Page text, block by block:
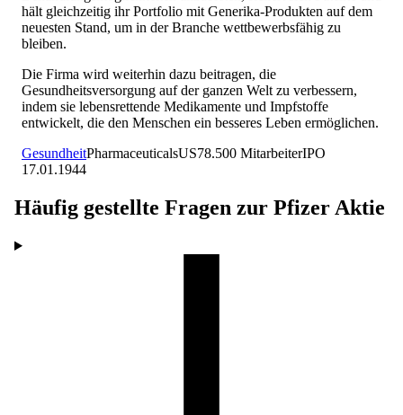
hält gleichzeitig ihr Portfolio mit Generika-Produkten auf dem
neuesten Stand, um in der Branche wettbewerbsfähig zu
bleiben.
Die Firma wird weiterhin dazu beitragen, die
Gesundheitsversorgung auf der ganzen Welt zu verbessern,
indem sie lebensrettende Medikamente und Impfstoffe
entwickelt, die den Menschen ein besseres Leben ermöglichen.
GesundheitPharmaceuticalsUS78.500 MitarbeiterIPO
17.01.1944
Häufig gestellte Fragen zur Pfizer Aktie